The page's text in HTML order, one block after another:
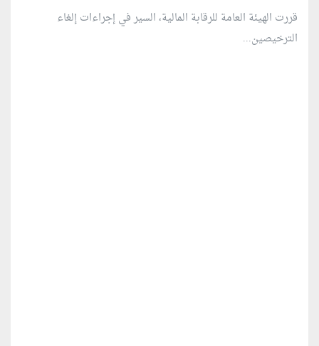
قررت الهيئة العامة للرقابة المالية، السير في إجراءات إلغاء
الترخيصين...